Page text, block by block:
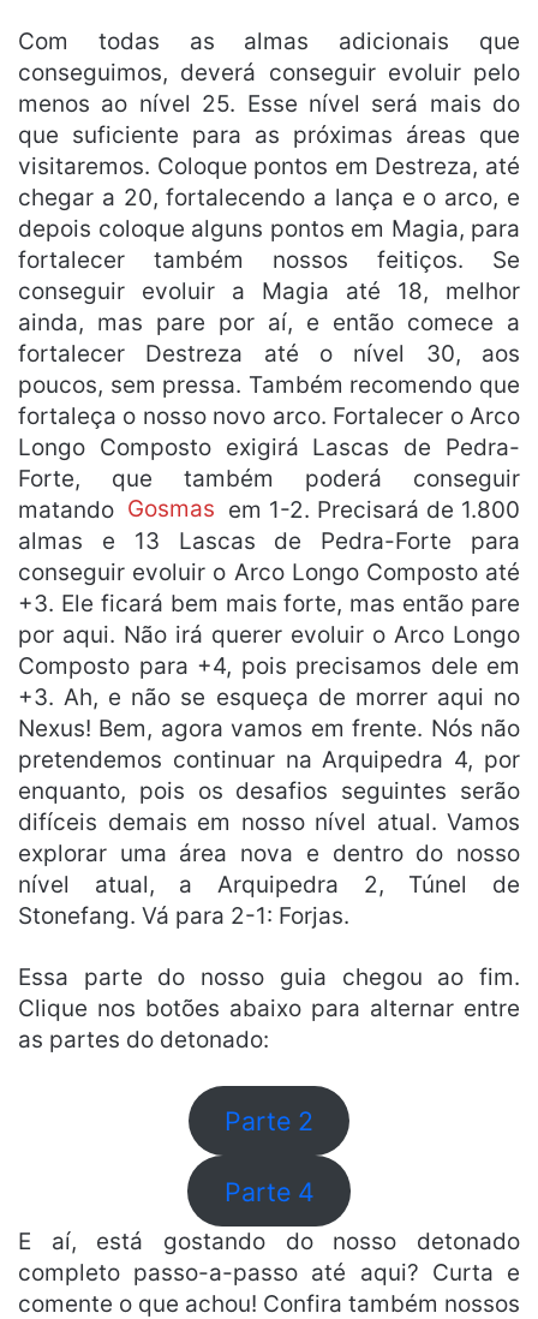
Com todas as almas adicionais que
conseguimos, deverá conseguir evoluir pelo
menos ao nível 25. Esse nível será mais do
que suficiente para as próximas áreas que
visitaremos. Coloque pontos em Destreza, até
chegar a 20, fortalecendo a lança e o arco, e
depois coloque alguns pontos em Magia, para
fortalecer também nossos feitiços. Se
conseguir evoluir a Magia até 18, melhor
ainda, mas pare por aí, e então comece a
fortalecer Destreza até o nível 30, aos
poucos, sem pressa. Também recomendo que
fortaleça o nosso novo arco. Fortalecer o Arco
Longo Composto exigirá Lascas de Pedra-
Forte, que também poderá conseguir
matando Gosmas em 1-2. Precisará de 1.800
almas e 13 Lascas de Pedra-Forte para
conseguir evoluir o Arco Longo Composto até
+3. Ele ficará bem mais forte, mas então pare
por aqui. Não irá querer evoluir o Arco Longo
Composto para +4, pois precisamos dele em
+3. Ah, e não se esqueça de morrer aqui no
Nexus! Bem, agora vamos em frente. Nós não
pretendemos continuar na Arquipedra 4, por
enquanto, pois os desafios seguintes serão
difíceis demais em nosso nível atual. Vamos
explorar uma área nova e dentro do nosso
nível atual, a Arquipedra 2, Túnel de
Stonefang. Vá para 2-1: Forjas.
Essa parte do nosso guia chegou ao fim.
Clique nos botões abaixo para alternar entre
as partes do detonado:
Parte 2
Parte 4
E aí, está gostando do nosso detonado
completo passo-a-passo até aqui? Curta e
comente o que achou! Confira também nossos